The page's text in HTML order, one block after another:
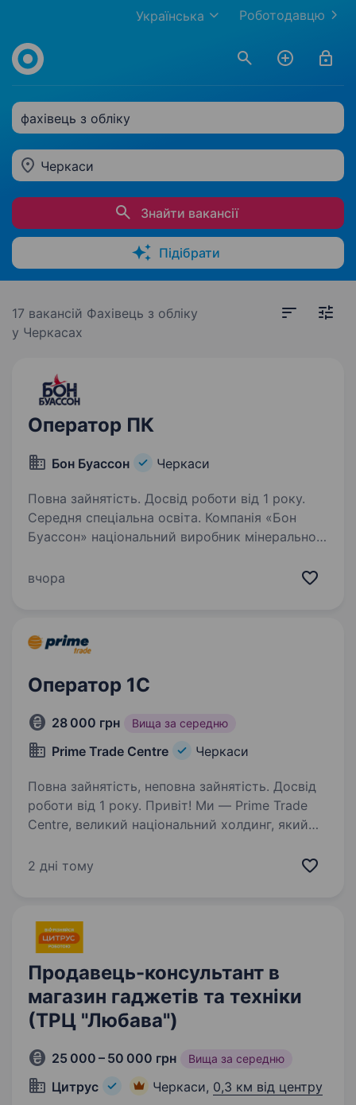
Роботодавцю
Українська
фахівець з обліку
Черкаси
Знайти вакансії
Підібрати
17 вакансій Фахівець з обліку
у Черкасах
Оператор ПК
Бон Буассон Черкаси
Повна зайнятість. Досвід роботи від 1 року.
Середня спеціальна освіта. Компанія «Бон
Буассон» національний виробник мінеральної
на постійну роботу оператора комп«ютерного
вчора
Оператор 1C
28 000 грн Вища за середню
Prime Trade Centre Черкаси
Повна зайнятість, неповна зайнятість. Досвід
роботи від 1 року. Привіт! Ми — Prime Trade
Centre, великий національний холдинг, який
FMCG в Україні. Наша команда об'єднує 14
2 дні тому
Продавець-консультант в
магазин гаджетів та техніки
(ТРЦ "Любава")
25 000 – 50 000 грн Вища за середню
Цитрус Черкаси, 0,3 км від центру